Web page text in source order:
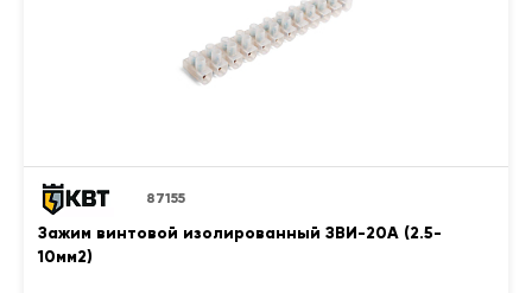
87155
Зажим винтовой изолированный ЗВИ-20А (2.5-
10мм2)